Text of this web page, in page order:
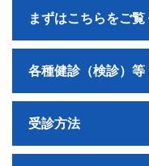
まずはこちらをご覧
各種健診（検診）等
受診方法